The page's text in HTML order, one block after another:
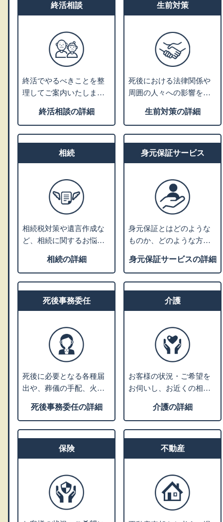
終活相談
終活でやるべきことを整
理してご案内いたしま
し、いつでも相談できる
終活相談の詳細
生前対策
死後における法律関係や
周囲の人々への影響を考
来の相続・税金・死後の
します。
生前対策の詳細
相続
相続税対策や遺言作成な
ど、相続に関するお悩み
応じて、グループの弁護
相続の詳細
身元保証サービス
身元保証とはどのような
ものか、どのような方に
サポートの内容や費用に
※就職の際の身元保証人
は対象外です。
身元保証サービスの詳細
死後事務委任
死後に必要となる各種届
出や、葬儀の手配、火
の解約、遺品整理などの
事務と言います。 ご相談
者様のご希望に沿ったプ
ランニングを行い、グル
前契約を行います。
死後事務委任の詳細
介護
お客様の状況・ご希望を
お伺いし、お近くの相談
ーム・介護施設の特色な
入居施設をお探しの方に
は、費用やサービスや施
設の雰囲気などからお客
紹介します。
介護の詳細
保険 不動産